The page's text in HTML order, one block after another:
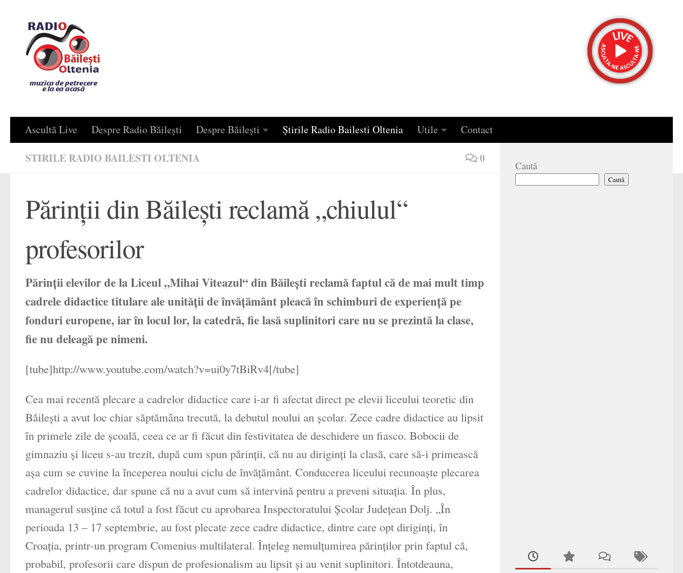
Ascultă Live Despre Radio Băilești Despre Băilești Știrile Radio Bailesti Oltenia Utile Contact
STIRILE RADIO BAILESTI OLTENIA 0
Părinţii din Băileşti reclamă „chiulul“
profesorilor
Părinţii elevilor de la Liceul „Mihai Viteazul“ din Băileşti reclamă faptul că de mai mult timp
cadrele didactice titulare ale unităţii de învăţământ pleacă în schimburi de experienţă pe
fonduri europene, iar în locul lor, la catedră, fie lasă suplinitori care nu se prezintă la clase,
fie nu deleagă pe nimeni.
[tube]http://www.youtube.com/watch?v=ui0y7tBiRv4[/tube]
Cea mai recentă plecare a cadrelor didactice care i-ar fi afectat direct pe elevii liceului teoretic din
Băileşti a avut loc chiar săptămâna trecută, la debutul noului an şcolar. Zece cadre didactice au lipsit
în primele zile de şcoală, ceea ce ar fi făcut din festivitatea de deschidere un fiasco. Bobocii de
gimnaziu şi liceu s-au trezit, după cum spun părinţii, că nu au diriginţi la clasă, care să-i primească
aşa cum se cuvine la începerea noului ciclu de învăţământ. Conducerea liceului recunoaşte plecarea
cadrelor didactice, dar spune că nu a avut cum să intervină pentru a preveni situaţia. În plus,
managerul susţine că totul a fost făcut cu aprobarea Inspectoratului Şcolar Judeţean Dolj. „În
perioada 13 – 17 septembrie, au fost plecate zece cadre didactice, dintre care opt diriginţi, în
Croaţia, printr-un program Comenius multilateral. Înţeleg nemulţumirea părinţilor prin faptul că,
probabil, profesorii care dispun de profesionalism au lipsit şi au venit suplinitori. Întotdeauna,
Caută
Caută